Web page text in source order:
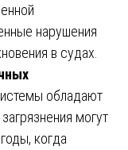
нарушения
в судах.
обладают
могут
когда